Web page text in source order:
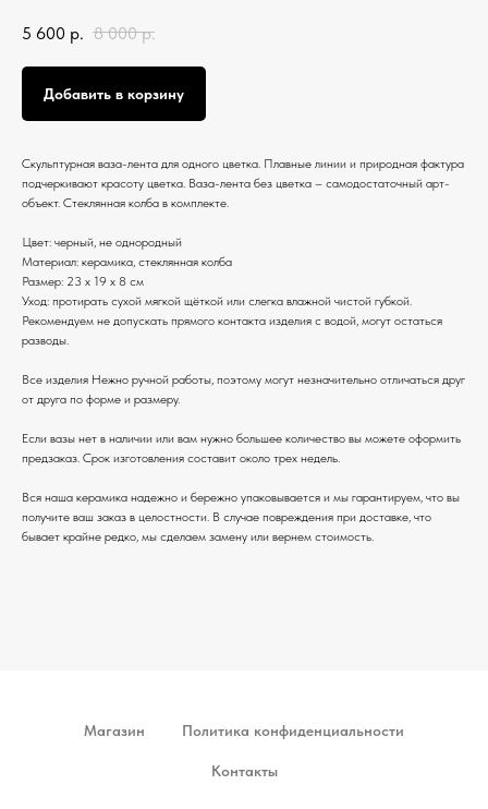
5 600 р. 8 000 р.
Добавить в корзину
Скульптурная ваза-лента для одного цветка. Плавные линии и природная фактура
подчеркивают красоту цветка. Ваза-лента без цветка – самодостаточный арт-
объект. Стеклянная колба в комплекте.
Цвет: черный, не однородный
Материал: керамика, стеклянная колба
Размер: 23 х 19 х 8 см
Уход: протирать сухой мягкой щёткой или слегка влажной чистой губкой.
Рекомендуем не допускать прямого контакта изделия с водой, могут остаться
разводы.
Все изделия Нежно ручной работы, поэтому могут незначительно отличаться друг
от друга по форме и размеру.
Если вазы нет в наличии или вам нужно большее количество вы можете оформить
предзаказ. Срок изготовления составит около трех недель.
Вся наша керамика надежно и бережно упаковывается и мы гарантируем, что вы
получите ваш заказ в целостности. В случае повреждения при доставке, что
бывает крайне редко, мы сделаем замену или вернем стоимость.
Магазин Политика конфиденциальности
Контакты